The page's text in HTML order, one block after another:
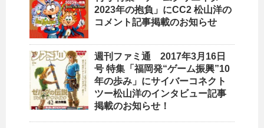
2023年の抱負」にCC2 松山洋の
コメント記事掲載のお知らせ
週刊ファミ通 2017年3月16日
号 特集「福岡発“ゲーム振興”10
年の歩み」にサイバーコネクト
ツー松山洋のインタビュー記事
掲載のお知らせ！